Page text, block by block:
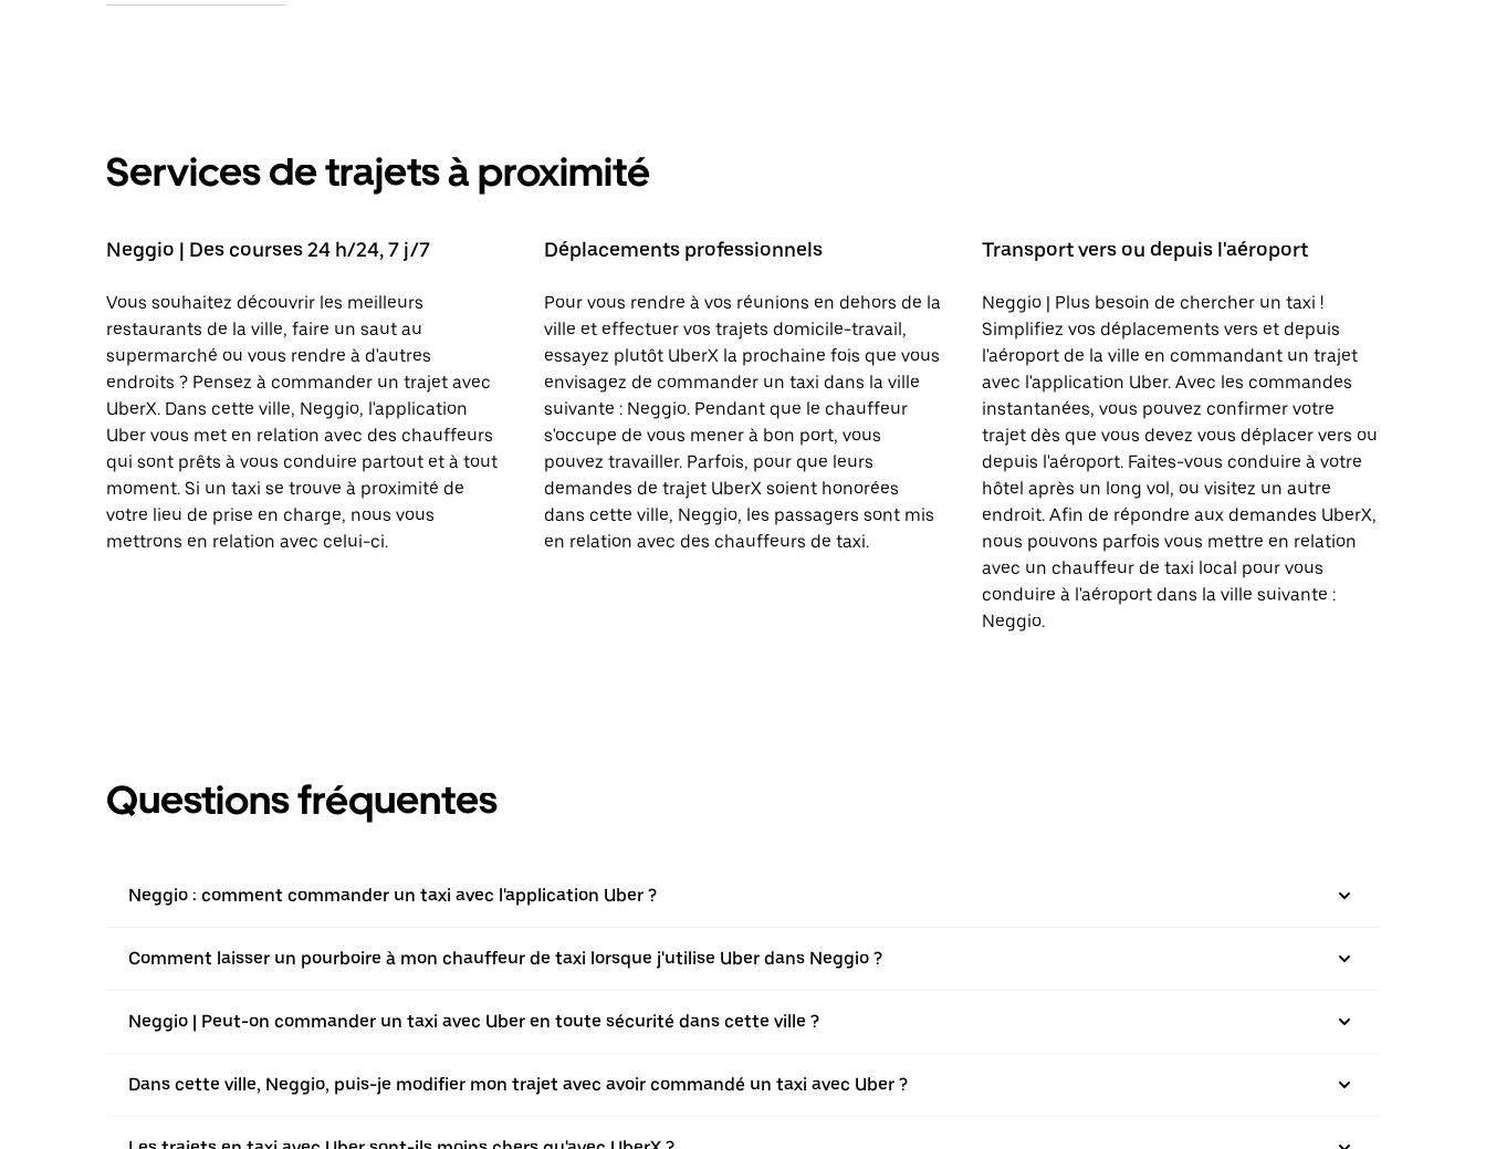
Services de trajets à proximité
Neggio | Des courses 24 h/24, 7 j/7
Vous souhaitez découvrir les meilleurs
restaurants de la ville, faire un saut au
supermarché ou vous rendre à d'autres
endroits ? Pensez à commander un trajet avec
UberX. Dans cette ville, Neggio, l'application
Uber vous met en relation avec des chauffeurs
qui sont prêts à vous conduire partout et à tout
moment. Si un taxi se trouve à proximité de
votre lieu de prise en charge, nous vous
mettrons en relation avec celui-ci.
Déplacements professionnels
Pour vous rendre à vos réunions en dehors de la
ville et effectuer vos trajets domicile-travail,
essayez plutôt UberX la prochaine fois que vous
envisagez de commander un taxi dans la ville
suivante : Neggio. Pendant que le chauffeur
s'occupe de vous mener à bon port, vous
pouvez travailler. Parfois, pour que leurs
demandes de trajet UberX soient honorées
dans cette ville, Neggio, les passagers sont mis
en relation avec des chauffeurs de taxi.
Transport vers ou depuis l'aéroport
Neggio | Plus besoin de chercher un taxi !
Simplifiez vos déplacements vers et depuis
l'aéroport de la ville en commandant un trajet
avec l'application Uber. Avec les commandes
instantanées, vous pouvez confirmer votre
trajet dès que vous devez vous déplacer vers ou
depuis l'aéroport. Faites-vous conduire à votre
hôtel après un long vol, ou visitez un autre
endroit. Afin de répondre aux demandes UberX,
nous pouvons parfois vous mettre en relation
avec un chauffeur de taxi local pour vous
conduire à l'aéroport dans la ville suivante :
Neggio.
Questions fréquentes
Neggio : comment commander un taxi avec l'application Uber ?
Comment laisser un pourboire à mon chauffeur de taxi lorsque j'utilise Uber dans Neggio ?
Neggio | Peut-on commander un taxi avec Uber en toute sécurité dans cette ville ?
Dans cette ville, Neggio, puis-je modifier mon trajet avec avoir commandé un taxi avec Uber ?